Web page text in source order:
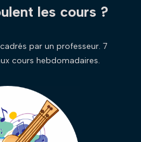
les cours ?
par un professeur. 7
cours hebdomadaires.